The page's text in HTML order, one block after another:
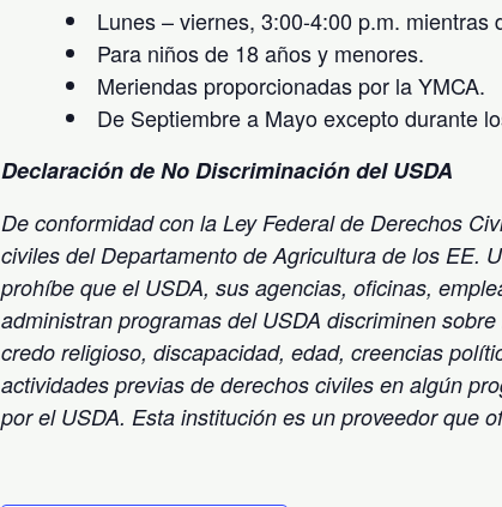
Lunes – viernes, 3:00-4:00 p.m. mientras
Para niños de 18 años y menores.
Meriendas proporcionadas por la YMCA.
De Septiembre a Mayo excepto durante
Declaración de No Discriminación del USDA
De conformidad con la Ley Federal de Derechos
civiles del Departamento de Agricultura de los EE.
prohíbe que el USDA, sus agencias, oficinas,
administran programas del USDA discriminen
credo religioso, discapacidad, edad, creencias
actividades previas de derechos civiles en algún
por el USDA. Esta institución es un proveedor que